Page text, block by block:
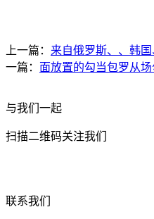
上一篇： 来自俄罗斯、、韩国
一篇： 面放置的勾当包罗从
与我们一起
扫描二维码关注我们
联系我们